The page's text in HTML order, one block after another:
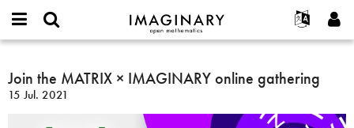
IMAGINARY
open
Français
Programme
Projekte
or
username
Passwort
Suche
Join
the
MATRIX
Join the MATRIX × IMAGINARY online gathering
15 Jul. 2021